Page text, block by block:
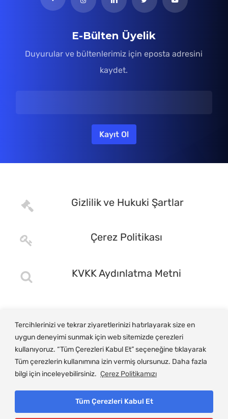
Tercihlerinizi ve tekrar ziyaretlerinizi hatırlayarak size en
uygun deneyimi sunmak için web sitemizde çerezleri
kullanıyoruz. “Tüm Çerezleri Kabul Et” seçeneğine tıklayarak
Tüm çerezlerin kullanımına izin vermiş olursunuz. Daha fazla
bilgi için inceleyebilirsiniz. Çerez Politikamızı
Tüm Çerezleri Kabul Et
E-Bülten Üyelik
Duyurular ve bültenlerimiz için eposta adresini
kaydet.
Gizlilik ve Hukuki Şartlar
Çerez Politikası
KVKK Aydınlatma Metni